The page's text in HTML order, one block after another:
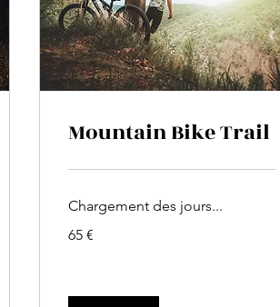
Mountain Bike Trail
Chargement des jours...
euros
65 €